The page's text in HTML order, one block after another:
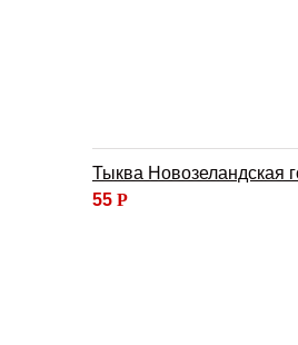
Тыква Новозеландская
55 Р